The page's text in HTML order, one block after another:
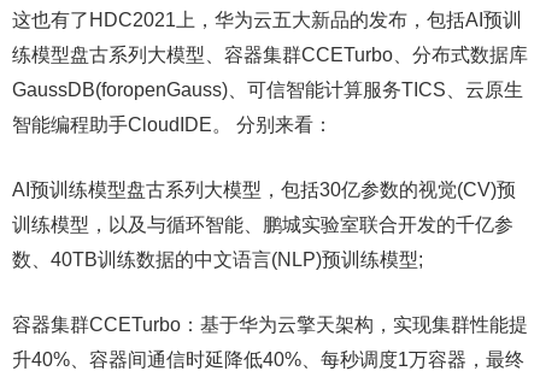
这也有了HDC2021上，华为云五大新品的发布，包括AI预训
练模型盘古系列大模型、容器集群CCETurbo、分布式数据库
GaussDB(foropenGauss)、可信智能计算服务TICS、云原生
智能编程助手CloudIDE。 分别来看：
AI预训练模型盘古系列大模型，包括30亿参数的视觉(CV)预
训练模型，以及与循环智能、鹏城实验室联合开发的千亿参
数、40TB训练数据的中文语言(NLP)预训练模型;
容器集群CCETurbo：基于华为云擎天架构，实现集群性能提
升40%、容器间通信时延降低40%、每秒调度1万容器，最终